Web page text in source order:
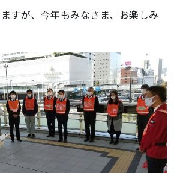
すが、今年もみなさま、お楽しみ